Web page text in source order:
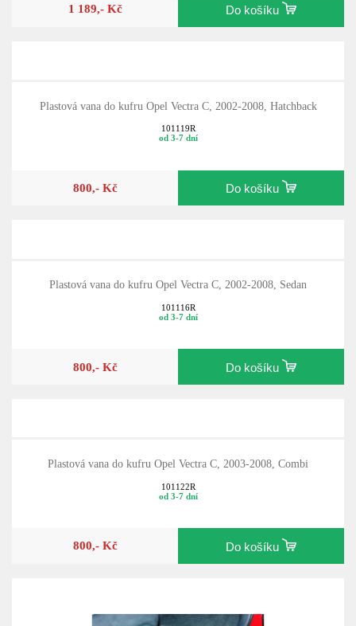
1 189,- Kč Do košíku
Plastová vana do kufru Opel Vectra C, 2002-2008, Hatchback
101119R
od 3-7 dní
800,- Kč Do košíku
Plastová vana do kufru Opel Vectra C, 2002-2008, Sedan
101116R
od 3-7 dní
800,- Kč Do košíku
Plastová vana do kufru Opel Vectra C, 2003-2008, Combi
101122R
od 3-7 dní
800,- Kč Do košíku